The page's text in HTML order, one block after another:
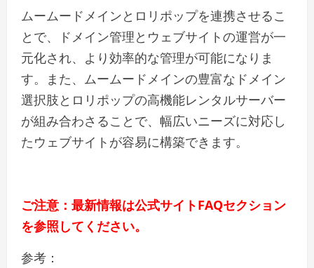
ムームードメインとロリポップを連携させるこ
とで、ドメイン管理とウェブサイトの運営が一
元化され、より効率的な管理が可能になりま
す。また、ムームードメインの豊富なドメイン
選択肢とロリポップの高機能レンタルサーバー
が組み合わさることで、幅広いニーズに対応し
たウェブサイトが容易に構築できます。
ご注意：最新情報は公式サイトFAQセクション
を参照してください。
参考：